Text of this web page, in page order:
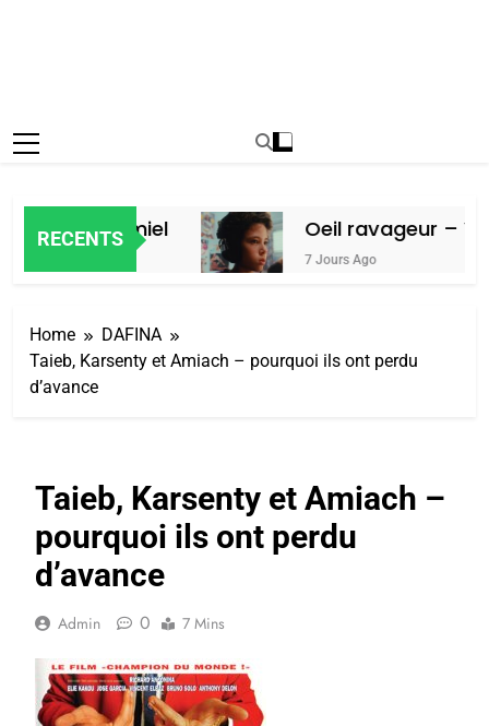
RECENTS
Alain Amiel Oeil ravageur –
7 Jours Ago
Home
DAFINA
Taieb, Karsenty et Amiach – pourquoi ils ont perdu
d’avance
Taieb, Karsenty et Amiach –
pourquoi ils ont perdu
d’avance
Admin 0 7 Mins